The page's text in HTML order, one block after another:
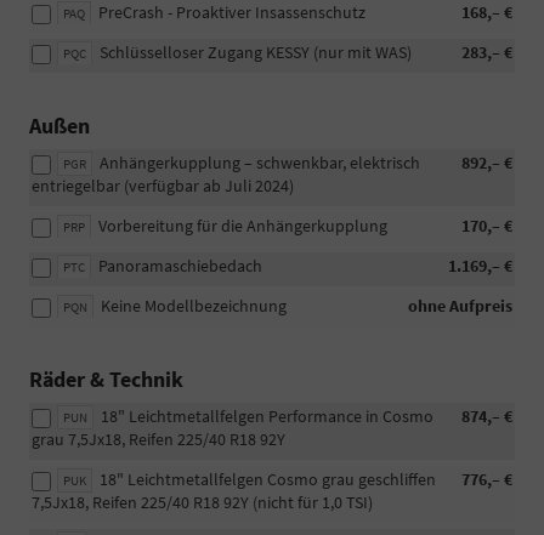
PAQ 168,– €
PreCrash - Proaktiver Insassenschutz
PQC 283,– €
Schlüsselloser Zugang KESSY (nur mit WAS)
Außen
PGR 892,– €
Anhängerkupplung – schwenkbar, elektrisch
entriegelbar (verfügbar ab Juli 2024)
PRP 170,– €
Vorbereitung für die Anhängerkupplung
PTC 1.169,– €
Panoramaschiebedach
PQN ohne Aufpreis
Keine Modellbezeichnung
Räder & Technik
PUN 874,– €
18" Leichtmetallfelgen Performance in Cosmo
grau 7,5Jx18, Reifen 225/40 R18 92Y
PUK 776,– €
18" Leichtmetallfelgen Cosmo grau geschliffen
7,5Jx18, Reifen 225/40 R18 92Y (nicht für 1,0 TSI)